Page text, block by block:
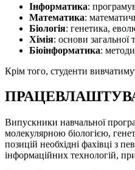
Інформатика:
Математика:
Біологія: генетика,
Хімія: основи загальної
Біоінформатика:
Крім того, студенти
Випускники навчальної
молекулярною біологією,
позицій необхідні фахівці з
інформаційних технологій,